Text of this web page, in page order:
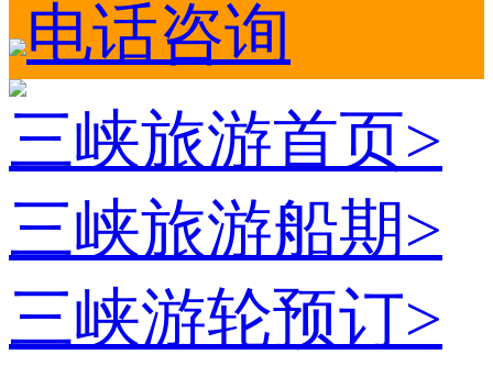
电话咨询
三峡旅游首页>
三峡旅游船期>
三峡游轮预订>